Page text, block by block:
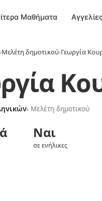
Μαθήματα
›Μελέτη δημοτικού›Γεωργία
› Μελέτη δημοτικού
Ναι
σε ενήλικες